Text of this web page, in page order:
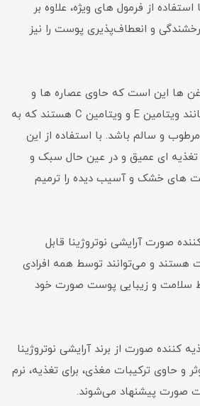
از فرمول های ویژه، علاوه بر
و انعطاف‌پذیری پوست را نیز
ها این است که حاوی عصاره ها و
ویتامین های مختلفی مانند ویتامین E و ویتامین C هستند که به
و سالم باشد. با استفاده از این
ای عمیق و در عین حال سبک و
های خشک و آسیب دیده را ترمیم
صورت آرایشی نوتروژینا قابل
هستند و می‌توانند توسط همه افرادی
سلامت و زیبایی پوست صورت خود
کننده صورت از برند آرایشی نوتروژینا
و حاوی ترکیبات مغذی، برای تغذیه، نرم
صورت پیشنهاد می‌شوند.